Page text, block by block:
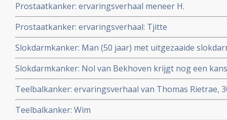
Prostaatkanker: ervaringsverhaal meneer H.
Prostaatkanker: ervaringsverhaal: Tjitte
Slokdarmkanker: Man (50 jaar) met uitgezaaide
maanden kankervrij met combinatiebehandeling van
protonenbestraling
Slokdarmkanker: Nol van Bekhoven krijgt nog een
vergevorderde slokdarmkanker
Teelbalkanker: ervaringsverhaal van Thomas Rietrae,
klinisch kankervrij van teelbalkanker
Teelbalkanker: Wim